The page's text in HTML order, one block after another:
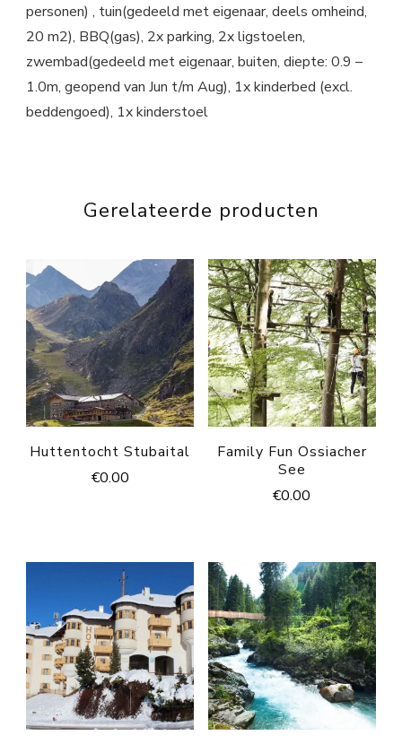
personen) , tuin(gedeeld met eigenaar, deels omheind,
20 m2), BBQ(gas), 2x parking, 2x ligstoelen,
zwembad(gedeeld met eigenaar, buiten, diepte: 0.9 –
1.0m, geopend van Jun t/m Aug), 1x kinderbed (excl.
beddengoed), 1x kinderstoel
Gerelateerde producten
Huttentocht Stubaital
€0.00
Family Fun Ossiacher
See
€0.00